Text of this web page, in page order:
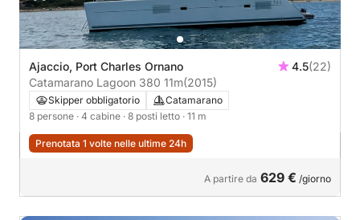
Ajaccio, Port Charles Ornano 4.5(22)
Catamarano Lagoon 380 11m(2015)
Skipper obbligatorio
Catamarano
8 persone · 4 cabine · 8 posti letto · 11 m
Prenotata 1 volte nelle ultime 24h
A partire da 629 € /giorno